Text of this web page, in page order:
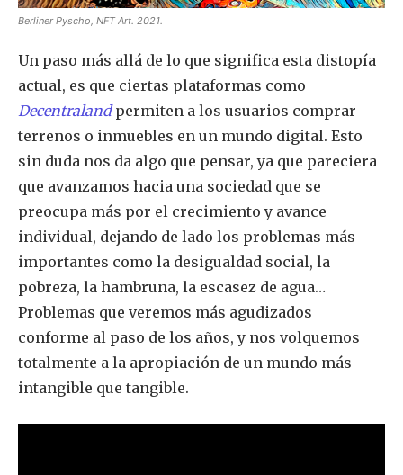
Berliner Pyscho, NFT Art. 2021.
Un paso más allá de lo que significa esta distopía
actual, es que ciertas plataformas como
Decentralandpermiten a los usuarios comprar
terrenos o inmuebles en un mundo digital. Esto
sin duda nos da algo que pensar, ya que pareciera
que avanzamos hacia una sociedad que se
preocupa más por el crecimiento y avance
individual, dejando de lado los problemas más
importantes como la desigualdad social, la
pobreza, la hambruna, la escasez de agua…
Problemas que veremos más agudizados
conforme al paso de los años, y nos volquemos
totalmente a la apropiación de un mundo más
intangible que tangible.